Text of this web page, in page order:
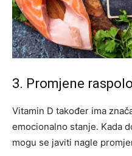
3. Promjene
Vitamin D također ima
emocionalno stanje. Kada
mogu se javiti nagle